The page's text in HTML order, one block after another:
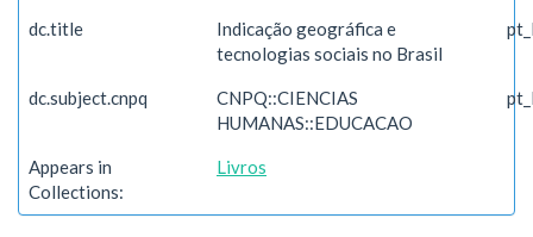
dc.title
Indicação geográfica e
tecnologias sociais no Brasil
dc.subject.cnpq
CNPQ::CIENCIAS
HUMANAS::EDUCACAO
Appears in
Collections:
Livros